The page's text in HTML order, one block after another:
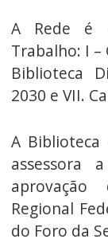
A Rede é
Trabalho: I –
Biblioteca
2030 e VII.
A Biblioteca
Regional
do Foro da